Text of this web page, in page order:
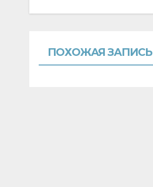
ПОХОЖАЯ ЗАПИСЬ